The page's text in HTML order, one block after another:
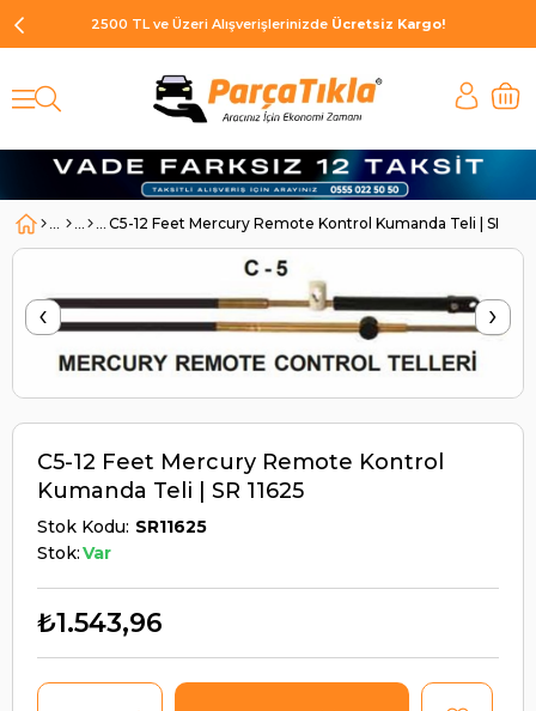
2500 TL ve Üzeri Alışverişlerinizde Ücretsiz Kargo!
C5-12 Feet Mercury Remote Kontrol Kumanda Teli | SR
‹ ›
C5-12 Feet Mercury Remote Kontrol
Kumanda Teli | SR 11625
Stok Kodu SR11625
Stok:Var
₺1.543,96